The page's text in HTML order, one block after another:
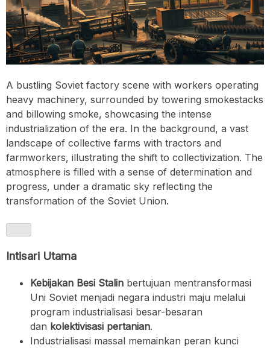
A bustling Soviet factory scene with workers operating
heavy machinery, surrounded by towering smokestacks
and billowing smoke, showcasing the intense
industrialization of the era. In the background, a vast
landscape of collective farms with tractors and
farmworkers, illustrating the shift to collectivization. The
atmosphere is filled with a sense of determination and
progress, under a dramatic sky reflecting the
transformation of the Soviet Union.
Intisari Utama
Kebijakan Besi Stalin bertujuan mentransformasi
Uni Soviet menjadi negara industri maju melalui
program industrialisasi besar-besaran
dan kolektivisasi pertanian.
Industrialisasi massal memainkan peran kunci